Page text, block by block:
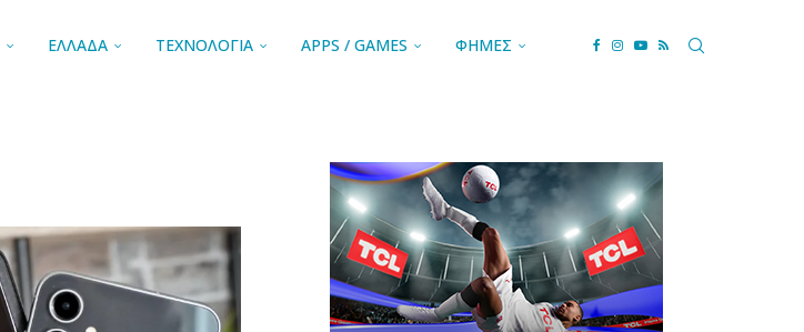
ΕΛΛΑΔΑ ΤΕΧΝΟΛΟΓΙΑ APPS / GAMES ΦΗΜΕΣ